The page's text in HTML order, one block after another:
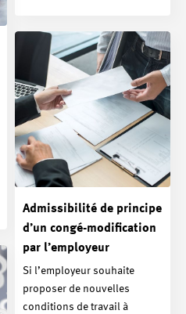
Admissibilité de principe
d’un congé-modification
par l’employeur
Si l’employeur souhaite
proposer de nouvelles
conditions de travail à